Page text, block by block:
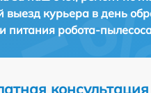
выезд курьера в день
питания робота-